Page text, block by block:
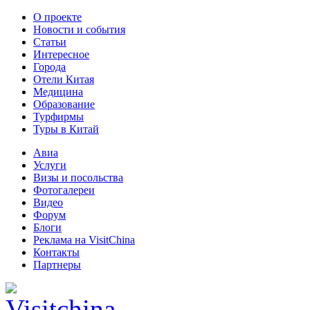
О проекте
Новости и события
Статьи
Интересное
Города
Отели Китая
Медицина
Образование
Турфирмы
Туры в Китай
Авиа
Услуги
Визы и посольства
Фотогалереи
Видео
Форум
Блоги
Реклама на VisitChina
Контакты
Партнеры